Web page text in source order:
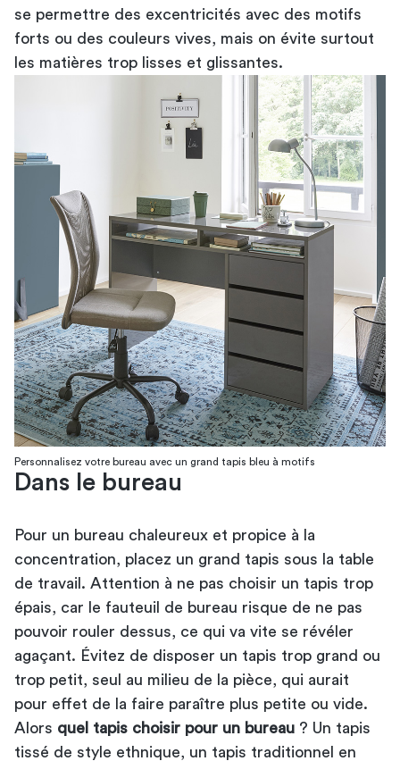
Personnalisez votre bureau avec un grand tapis bleu à motifs
se permettre des excentricités avec des motifs
forts ou des couleurs vives, mais on évite surtout
les matières trop lisses et glissantes.
Dans le bureau
Pour un bureau chaleureux et propice à la
concentration, placez un grand tapis sous la table
de travail. Attention à ne pas choisir un tapis trop
épais, car le fauteuil de bureau risque de ne pas
pouvoir rouler dessus, ce qui va vite se révéler
agaçant. Évitez de disposer un tapis trop grand ou
trop petit, seul au milieu de la pièce, qui aurait
pour effet de la faire paraître plus petite ou vide.
Alors quel tapis choisir pour un bureau ? Un tapis
tissé de style ethnique, un tapis traditionnel en